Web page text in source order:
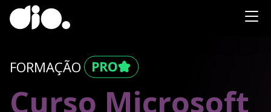
FORMAÇÃO
Curso Microsoft